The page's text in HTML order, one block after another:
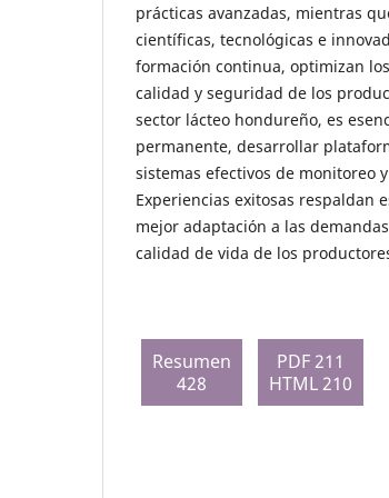
prácticas avanzadas, mientras
científicas, tecnológicas e
formación continua, optimizan
calidad y seguridad de los
sector lácteo hondureño, es
permanente, desarrollar
sistemas efectivos de monitoreo
Experiencias exitosas respaldan
mejor adaptación a las
calidad de vida de los
Resumen
428
PDF 211
HTML 210